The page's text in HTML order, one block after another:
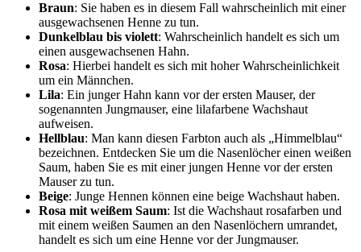
Braun: Sie haben es in diesem Fall wahrscheinlich mit einer
ausgewachsenen Henne zu tun.
Dunkelblau bis violett: Wahrscheinlich handelt es sich um
einen ausgewachsenen Hahn.
Rosa: Hierbei handelt es sich mit hoher Wahrscheinlichkeit
um ein Männchen.
Lila: Ein junger Hahn kann vor der ersten Mauser, der
sogenannten Jungmauser, eine lilafarbene Wachshaut
aufweisen.
Hellblau: Man kann diesen Farbton auch als „Himmelblau“
bezeichnen. Entdecken Sie um die Nasenlöcher einen weißen
Saum, haben Sie es mit einer jungen Henne vor der ersten
Mauser zu tun.
Beige: Junge Hennen können eine beige Wachshaut haben.
Rosa mit weißem Saum: Ist die Wachshaut rosafarben und
mit einem weißen Saumen an den Nasenlöchern umrandet,
handelt es sich um eine Henne vor der Jungmauser.